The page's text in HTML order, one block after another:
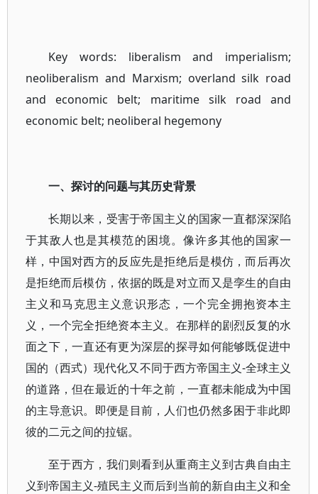
Key words: liberalism and imperialism;
neoliberalism and Marxism; overland silk road
and economic belt; maritime silk road and
economic belt; neoliberal hegemony
一、探讨的问题与其历史背景
长期以来，受害于帝国主义的国家一直都深深陷
于其敌人也是其模范的困境。像许多其他的国家一
样，中国对西方的反应先是拒绝后是模仿，而后再次
是拒绝而后模仿，依据的既是对立而又是孪生的自由
主义和马克思主义意识形态，一个完全拥抱资本主
义，一个完全拒绝资本主义。在那样的剧烈反复的水
面之下，一直还有更为深层的探寻如何能够既促进中
国的（西式）现代化又不同于西方帝国主义-全球主义
的道路，但在最近的十年之前，一直都未能成为中国
的主导意识。即便是目前，人们也仍然多困于非此即
彼的二元之间的拉锯。
至于西方，我们则看到从重商主义到古典自由主
义到帝国主义-殖民主义而后到当前的新自由主义和全